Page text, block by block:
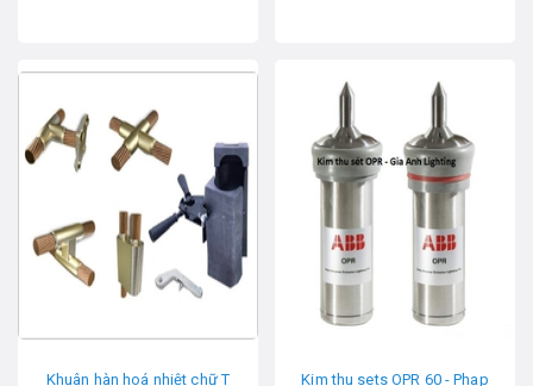
Khuân hàn hoá nhiệt chữ T Kim thu sets OPR 60 - Phap